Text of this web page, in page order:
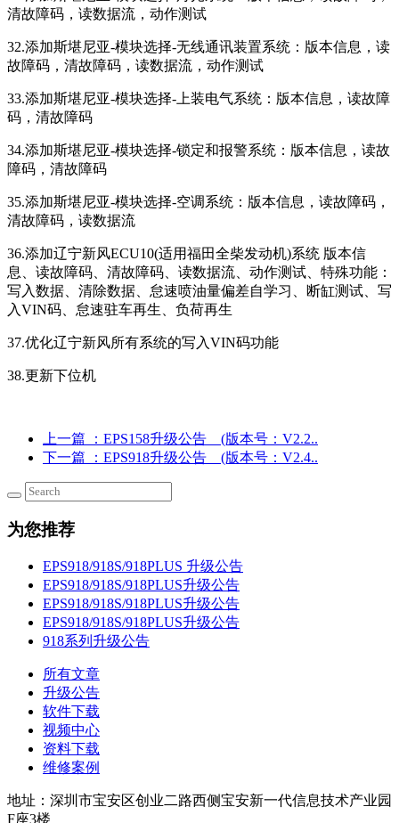
清故障码，读数据流，动作测试
32.添加斯堪尼亚-模块选择-无线通讯装置系统：版本信息，读
故障码，清故障码，读数据流，动作测试
33.添加斯堪尼亚-模块选择-上装电气系统：版本信息，读故障
码，清故障码
34.添加斯堪尼亚-模块选择-锁定和报警系统：版本信息，读故
障码，清故障码
35.添加斯堪尼亚-模块选择-空调系统：版本信息，读故障码，
清故障码，读数据流
36.添加辽宁新风ECU10(适用福田全柴发动机)系统 版本信
息、读故障码、清故障码、读数据流、动作测试、特殊功能：
写入数据、清除数据、怠速喷油量偏差自学习、断缸测试、写
入VIN码、怠速驻车再生、负荷再生
37.优化辽宁新风所有系统的写入VIN码功能
38.更新下位机
上一篇
：EPS158升级公告 (版本号：V2.2..
下一篇
：EPS918升级公告 (版本号：V2.4..
为您推荐
EPS918/918S/918PLUS 升级公告
EPS918/918S/918PLUS升级公告
EPS918/918S/918PLUS升级公告
EPS918/918S/918PLUS升级公告
918系列升级公告
所有文章
升级公告
软件下载
视频中心
资料下载
维修案例
地址：深圳市宝安区创业二路西侧宝安新一代信息技术产业园
F座3楼